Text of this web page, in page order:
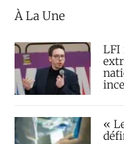
À La Une
LFI
«